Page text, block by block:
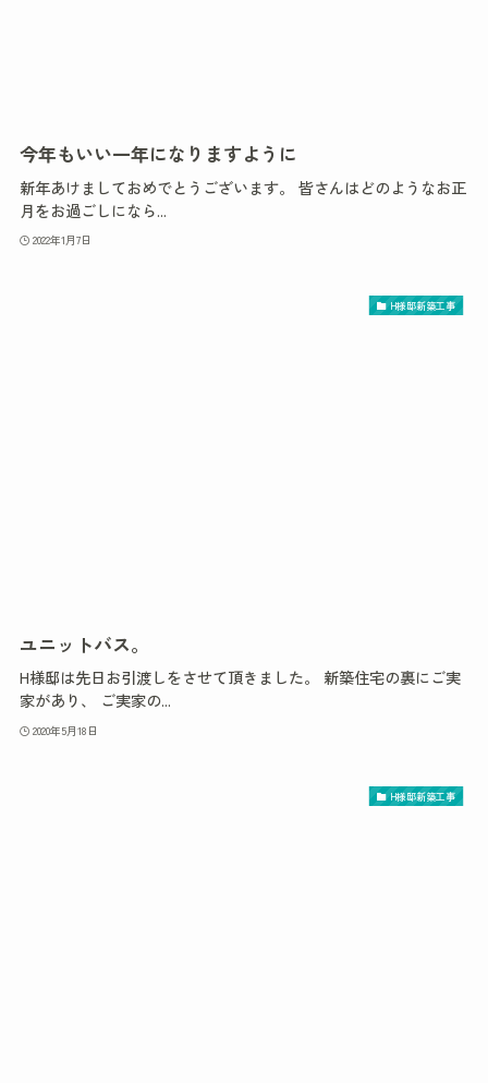
今年もいい一年になりますように
新年あけましておめでとうございます。 皆さんはどのようなお正
月をお過ごしになら...
2022年1月7日
H様邸新築工事
ユニットバス。
H様邸は先日お引渡しをさせて頂きました。 新築住宅の裏にご実
家があり、 ご実家の...
2020年5月18日
H様邸新築工事